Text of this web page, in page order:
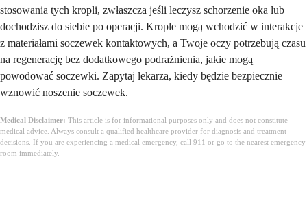
stosowania tych kropli, zwłaszcza jeśli leczysz schorzenie oka lub
dochodzisz do siebie po operacji. Krople mogą wchodzić w interakcje
z materiałami soczewek kontaktowych, a Twoje oczy potrzebują czasu
na regenerację bez dodatkowego podrażnienia, jakie mogą
powodować soczewki. Zapytaj lekarza, kiedy będzie bezpiecznie
wznowić noszenie soczewek.
Medical Disclaimer: This article is for informational purposes only and does not constitute
medical advice. Always consult a qualified healthcare provider for diagnosis and treatment
decisions. If you are experiencing a medical emergency, call 911 or go to the nearest emergency
room immediately.